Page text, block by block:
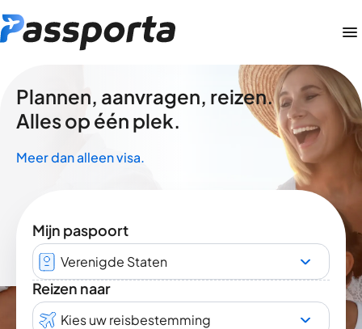
Plannen, aanvragen, reizen.
Alles op één plek.
Meer dan alleen visa.
Mijn paspoort
Verenigde Staten
Reizen naar
Kies uw reisbestemming